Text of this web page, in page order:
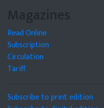
Magazines
Read Online
Subscription
Circulation
Tariff
Subscribe to print edition